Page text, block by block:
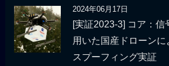
2024年06月17日
[実証2023-3] コア：信
用いた国産ドローン
スプーフィング実証